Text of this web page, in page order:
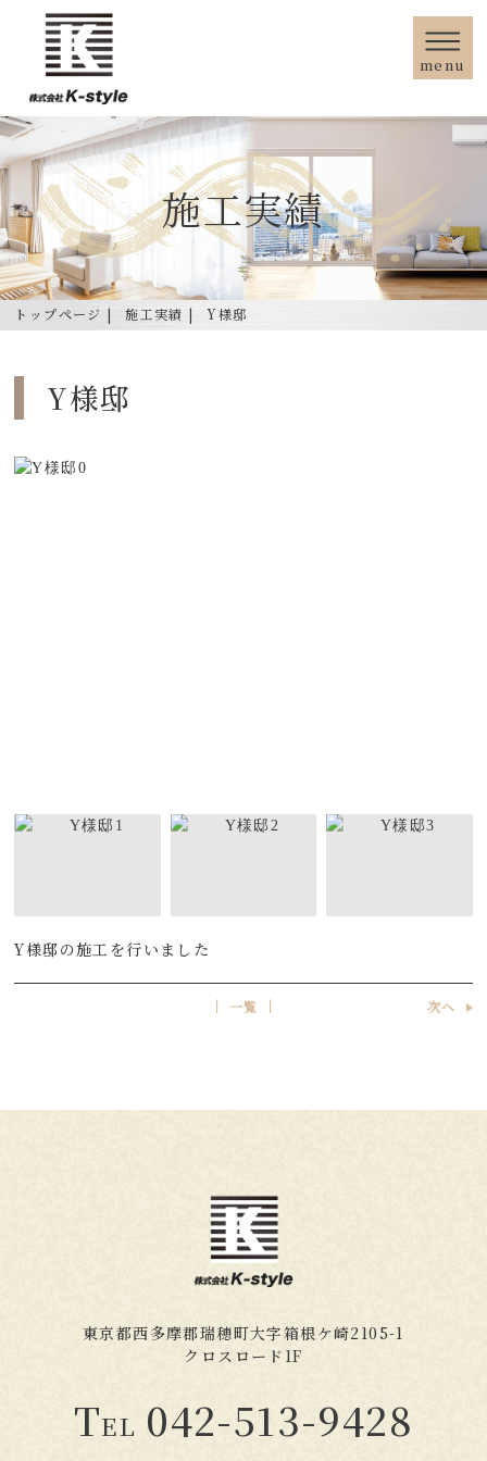
menu
施工実績
トップページ 施工実績 Y様邸
Y様邸
Y様邸の施工を行いました
次へ
│ 一覧 │
東京都西多摩郡瑞穂町大字箱根ケ崎2105-1
クロスロード1F
TEL 042-513-9428